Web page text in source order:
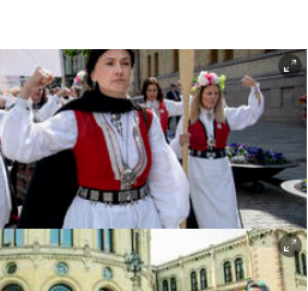
vei til Stortinget med geriljaleder Anja C. Solvik i